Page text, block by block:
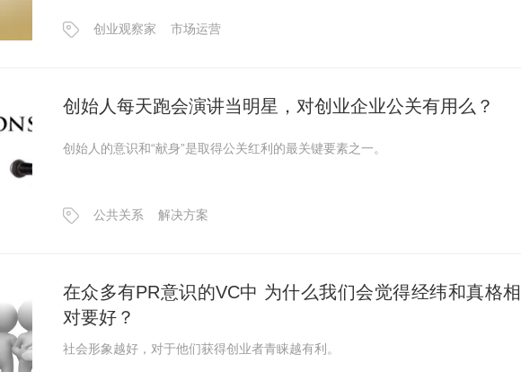
创业观察家 市场运营
创始人每天跑会演讲当明星，对创业企业公关有用么？
创始人的意识和“献身”是取得公关红利的最关键要素之一。
公共关系 解决方案
在众多有PR意识的VC中 为什么我们会觉得经纬和真格相
对要好？
社会形象越好，对于他们获得创业者青睐越有利。